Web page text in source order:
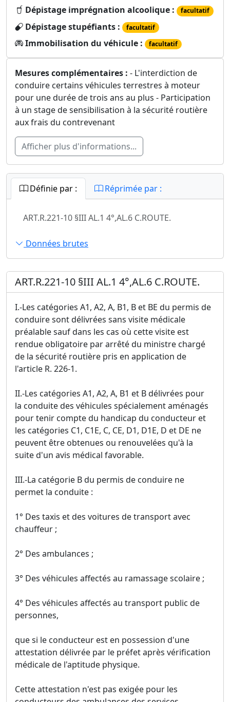
Dépistage imprégnation alcoolique :
facultatif
Dépistage stupéfiants : facultatif
Immobilisation du véhicule : facultatif
Mesures complémentaires : - L'interdiction de
conduire certains véhicules terrestres à moteur
pour une durée de trois ans au plus - Participation
à un stage de sensibilisation à la sécurité routière
aux frais du contrevenant
Afficher plus d'informations...
Définie par : Réprimée par :
ART.R.221-10 §III AL.1 4°,AL.6 C.ROUTE.
Données brutes
ART.R.221-10 §III AL.1 4°,AL.6 C.ROUTE.
I.-Les catégories A1, A2, A, B1, B et BE du permis de
conduire sont délivrées sans visite médicale
préalable sauf dans les cas où cette visite est
rendue obligatoire par arrêté du ministre chargé
de la sécurité routière pris en application de
l'article R. 226-1.
II.-Les catégories A1, A2, A, B1 et B délivrées pour
la conduite des véhicules spécialement aménagés
pour tenir compte du handicap du conducteur et
les catégories C1, C1E, C, CE, D1, D1E, D et DE ne
peuvent être obtenues ou renouvelées qu'à la
suite d'un avis médical favorable.
III.-La catégorie B du permis de conduire ne
permet la conduite :
1° Des taxis et des voitures de transport avec
chauffeur ;
2° Des ambulances ;
3° Des véhicules affectés au ramassage scolaire ;
4° Des véhicules affectés au transport public de
personnes,
que si le conducteur est en possession d'une
attestation délivrée par le préfet après vérification
médicale de l'aptitude physique.
Cette attestation n'est pas exigée pour les